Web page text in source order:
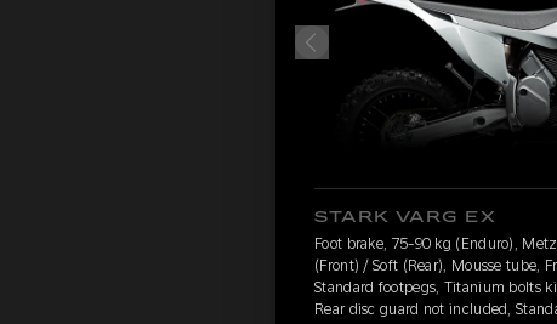
STARK VARG EX
Foot brake, 75-90 kg (Enduro),
(Front) / Soft (Rear), Mousse tube,
Standard footpegs, Titanium bolts
Rear disc guard not included,